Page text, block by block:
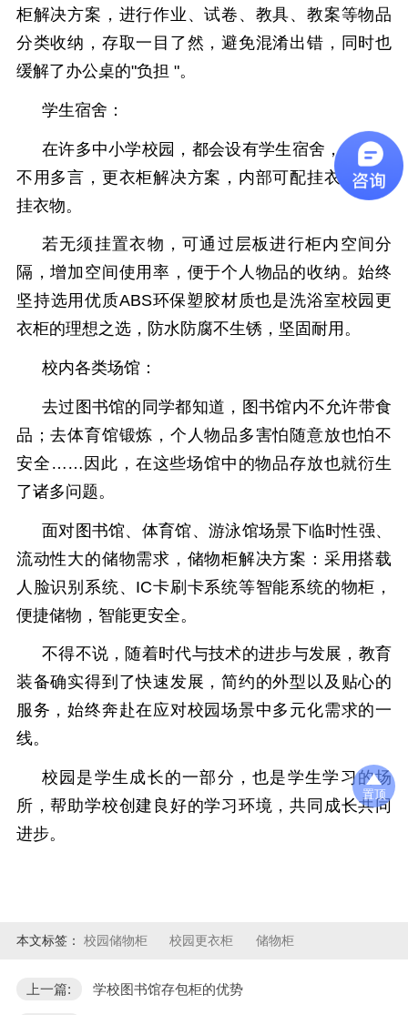
柜解决方案，进行作业、试卷、教具、教案等物品
分类收纳，存取一目了然，避免混淆出错，同时也
缓解了办公桌的"负担 "。
学生宿舍：
在许多中小学校园，都会设有学生宿舍，大学更
不用多言，更衣柜解决方案，内部可配挂衣杆，垂
挂衣物。
若无须挂置衣物，可通过层板进行柜内空间分
隔，增加空间使用率，便于个人物品的收纳。始终
坚持选用优质ABS环保塑胶材质也是洗浴室校园更
衣柜的理想之选，防水防腐不生锈，坚固耐用。
校内各类场馆：
去过图书馆的同学都知道，图书馆内不允许带食
品；去体育馆锻炼，个人物品多害怕随意放也怕不
安全 ……因此，在这些场馆中的物品存放也就衍生
了诸多问题。
面对图书馆、体育馆、游泳馆场景下临时性强、
流动性大的储物需求，储物柜解决方案：采用搭载
人脸识别系统、 IC卡刷卡系统等智能系统的物柜，
便捷储物，智能更安全。
不得不说，随着时代与技术的进步与发展，教育
装备确实得到了快速发展，简约的外型以及贴心的
服务，始终奔赴在应对校园场景中多元化需求的一
线。
校园是学生成长的一部分，也是学生学习的场
所，帮助学校创建良好的学习环境，共同成长共同
进步。
本文标签： 校园储物柜 校园更衣柜 储物柜
上一篇: 学校图书馆存包柜的优势
置顶